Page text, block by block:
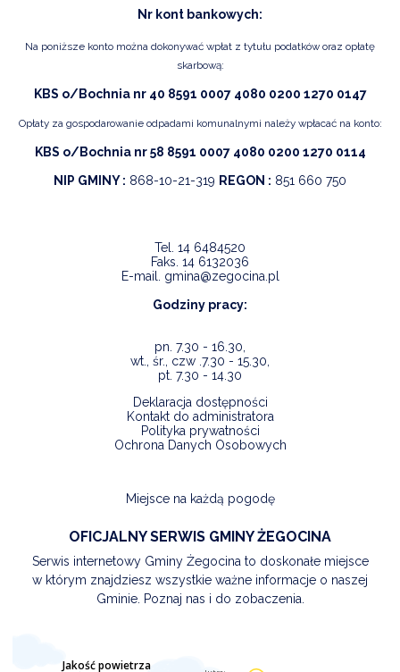
Nr kont bankowych:
Na poniższe konto można dokonywać wpłat z tytułu podatków oraz opłatę
skarbową:
KBS o/Bochnia nr 40 8591 0007 4080 0200 1270 0147
Opłaty za gospodarowanie odpadami komunalnymi należy wpłacać na konto:
KBS o/Bochnia nr 58 8591 0007 4080 0200 1270 0114
NIP GMINY : 868-10-21-319 REGON : 851 660 750
Tel. 14 6484520
Faks. 14 6132036
E-mail. gmina@zegocina.pl
Godziny pracy:
pn. 7.30 - 16.30,
wt., śr., czw .7.30 - 15.30,
pt. 7.30 - 14.30
Deklaracja dostępności
Kontakt do administratora
Polityka prywatności
Ochrona Danych Osobowych
Miejsce na każdą pogodę
OFICJALNY SERWIS GMINY ŻEGOCINA
Serwis internetowy Gminy Żegocina to doskonałe miejsce
w którym znajdziesz wszystkie ważne informacje o naszej
Gminie. Poznaj nas i do zobaczenia.